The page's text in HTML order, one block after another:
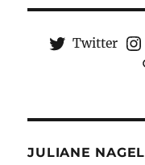
Twitter
JULIANE NAGEL